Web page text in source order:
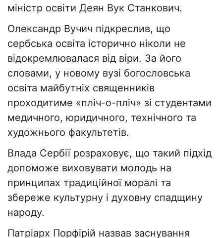
міністр освіти Деян Вук Станкович.
Олександр Вучич підкреслив, що
сербська освіта історично ніколи не
відокремлювалася від віри. За його
словами, у новому вузі богословська
освіта майбутніх священників
проходитиме «пліч-о-пліч» зі студентами
медичного, юридичного, технічного та
художнього факультетів.
Влада Сербії розраховує, що такий підхід
допоможе виховувати молодь на
принципах традиційної моралі та
збереже культурну і духовну спадщину
народу.
Патріарх Порфірій назвав заснування